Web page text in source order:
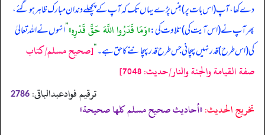
دے کھا، آپ (اس بات پر) ہنس پڑے یہاں تک کہ آپ کے پچھلے دندان مبارک ظاہر ہو گئے،
پھر آپ نے (اس آیت کی) تلاوت کی:«وَمَا قَدَرُوا اللَّهَ حَقَّ قَدْرِهِ»”انہوں نے اللہ تعالیٰ
کی (اس طرح) قدر نہیں پہچانی جس طرح قدر پہچاننے کا حق ہے۔“[صحيح مسلم/كتاب
صفة القيامة والجنة والنار/حدیث: 7048]
ترقیم فوادعبدالباقی: 2786
تخریج الحدیث:«أحاديث صحيح مسلم كلها صحيحة»